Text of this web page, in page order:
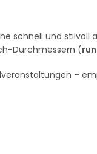
schnell und stilvoll
Durchmessern (
–